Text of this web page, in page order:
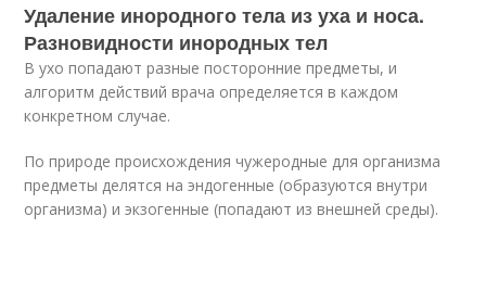
Удаление инородного тела из уха и носа.
Разновидности инородных тел
В ухо попадают разные посторонние предметы, и
алгоритм действий врача определяется в каждом
конкретном случае.
По природе происхождения чужеродные для организма
предметы делятся на эндогенные (образуются внутри
организма) и экзогенные (попадают из внешней среды).